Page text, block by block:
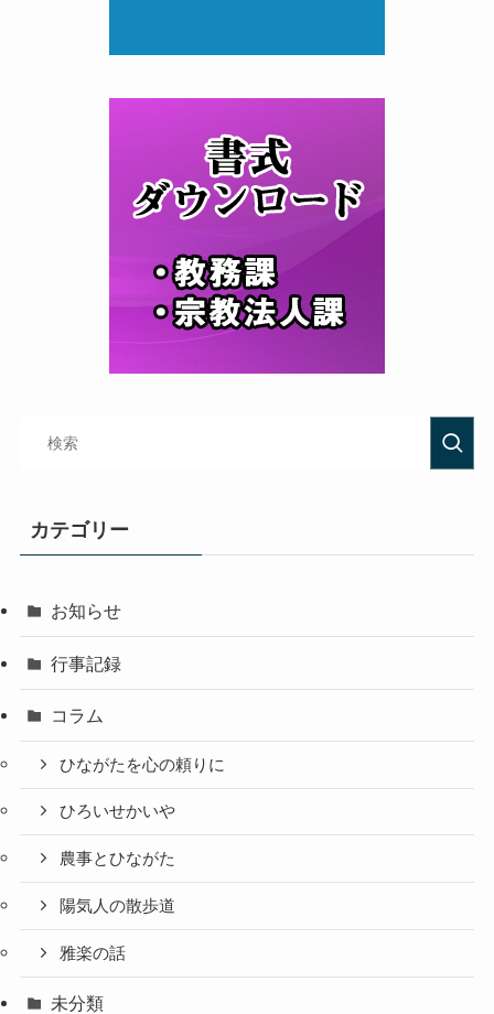
カテゴリー
お知らせ
行事記録
コラム
ひながたを心の頼りに
ひろいせかいや
農事とひながた
陽気人の散歩道
雅楽の話
未分類